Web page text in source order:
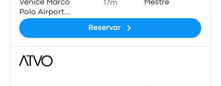
Venice Marco
Polo Airport
Bus Station
(VCE)
17m Mestre
Reservar